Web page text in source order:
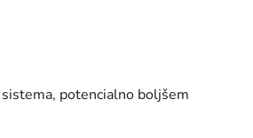
potencialno boljšem